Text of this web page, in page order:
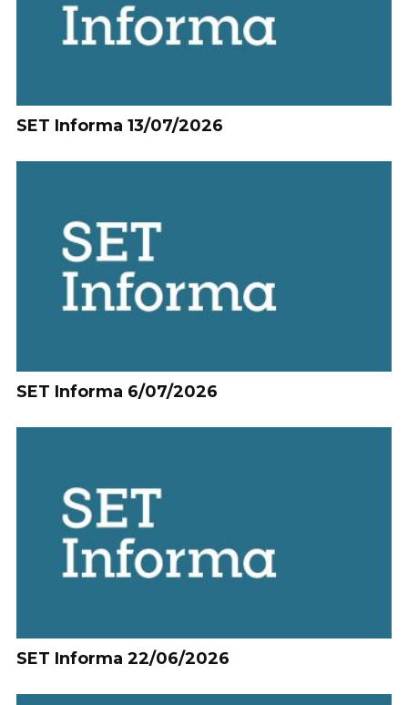
SET Informa 13/07/2026
SET Informa 6/07/2026
SET Informa 22/06/2026